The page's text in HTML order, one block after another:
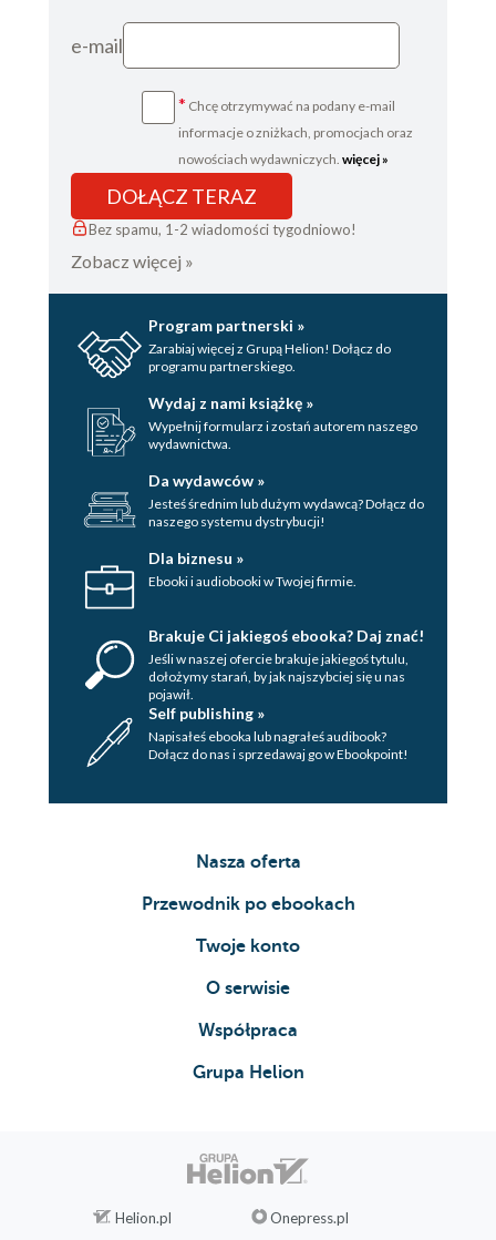
e-mail
* Chcę otrzymywać na podany e-mail
informacje o zniżkach, promocjach oraz
nowościach wydawniczych. więcej »
DOŁĄCZ TERAZ
Bez spamu, 1-2 wiadomości tygodniowo!
Zobacz więcej »
Program partnerski »
Zarabiaj więcej z Grupą Helion! Dołącz do
programu partnerskiego.
Wydaj z nami książkę »
Wypełnij formularz i zostań autorem naszego
wydawnictwa.
Da wydawców »
Jesteś średnim lub dużym wydawcą? Dołącz do
naszego systemu dystrybucji!
Dla biznesu »
Ebooki i audiobooki w Twojej firmie.
Brakuje Ci jakiegoś ebooka? Daj znać!
Jeśli w naszej ofercie brakuje jakiegoś tytulu,
dołożymy starań, by jak najszybciej się u nas
pojawił.
Self publishing »
Napisałeś ebooka lub nagrałeś audibook?
Dołącz do nas i sprzedawaj go w Ebookpoint!
Nasza oferta
Przewodnik po ebookach
Twoje konto
O serwisie
Współpraca
Grupa Helion
Helion.pl Onepress.pl